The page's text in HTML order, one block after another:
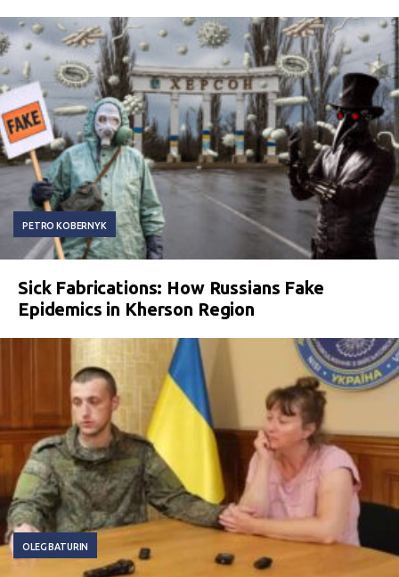
PETRO KOBERNYK
Sick Fabrications: How Russians Fake
Epidemics in Kherson Region
OLEG BATURIN